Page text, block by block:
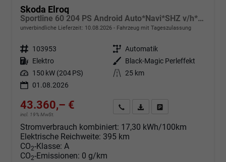
Skoda Elroq
Sportline 60 204 PS Android Auto*Navi*SHZ v/h*Kamera*E-Heck*Kessy*ACC
unverbindliche Lieferzeit: 10.08.2026 Fahrzeug mit Tageszulassung
Fahrzeugnr. 103953 Getriebe Automatik
Kraftstoff Elektro Außenfarbe
Black-Magic Perleffekt
Leistung 150 kW (204 PS) Kilometerstand 25 km
01.08.2026
43.360,– €
incl. 19% MwSt.
Angebot anfordern
Fahrzeugexpose (PDF)
Stromverbrauch kombiniert: 17,30 kWh/100km
Elektrische Reichweite: 395 km
CO2-Klasse: A
CO2-Emissionen: 0 g/km